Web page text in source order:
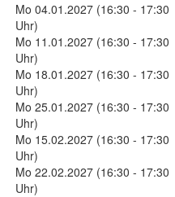
Mo 04.01.2027 (16:30 - 17:30
Uhr)
Mo 11.01.2027 (16:30 - 17:30
Uhr)
Mo 18.01.2027 (16:30 - 17:30
Uhr)
Mo 25.01.2027 (16:30 - 17:30
Uhr)
Mo 15.02.2027 (16:30 - 17:30
Uhr)
Mo 22.02.2027 (16:30 - 17:30
Uhr)